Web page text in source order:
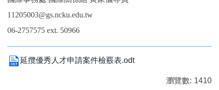
11205003@gs.ncku.edu.tw
06-2757575 ext. 50966
延攬優秀人才申請案件檢覈表.odt
瀏覽數: 1410